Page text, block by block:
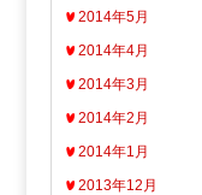
2014年5月
2014年4月
2014年3月
2014年2月
2014年1月
2013年12月